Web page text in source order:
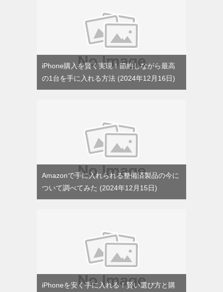
iPhone購入を賢く実現！節約しながら最高
の1台を手に入れる方法
2024年12月16日
Amazonで手に入れられる整備済製品の今に
ついて調べてみた
2024年12月15日
iPhoneを安く手に入れる！賢い選び方と購